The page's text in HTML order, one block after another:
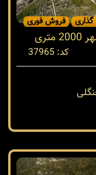
گذاری فروش فوری
کد: 37965